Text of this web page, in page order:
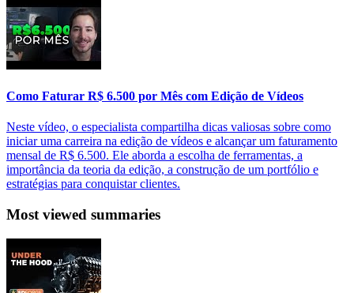
Como Faturar R$ 6.500 por Mês com Edição de Vídeos
Neste vídeo, o especialista compartilha dicas valiosas sobre como
iniciar uma carreira na edição de vídeos e alcançar um faturamento
mensal de R$ 6.500. Ele aborda a escolha de ferramentas, a
importância da teoria da edição, a construção de um portfólio e
estratégias para conquistar clientes.
Most viewed summaries